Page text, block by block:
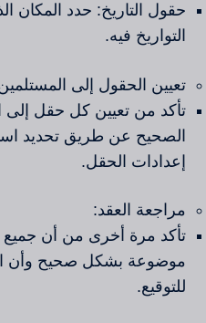
حقول التاريخ: حدد المكان
التواريخ فيه.
تعيين الحقول إلى
تأكد من تعيين كل حقل إلى
الصحيح عن طريق تحديد
إعدادات الحقل.
مراجعة العقد:
تأكد مرة أخرى من أن جميع
موضوعة بشكل صحيح وأن
للتوقيع.